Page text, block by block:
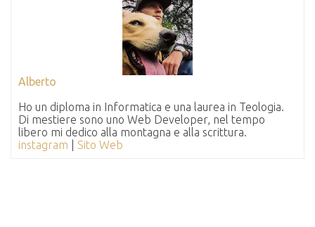
Alberto
Ho un diploma in Informatica e una laurea in Teologia.
Di mestiere sono uno Web Developer, nel tempo
libero mi dedico alla montagna e alla scrittura.
instagram
Sito Web